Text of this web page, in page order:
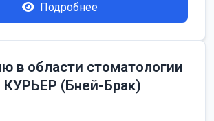
Подробнее
в области стоматологии
КУРЬЕР (Бней-Брак)